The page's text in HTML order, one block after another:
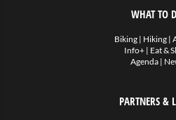
WHAT TO
Biking| Hiking|
Info+ | Eat &
Agenda|
PARTNERS &